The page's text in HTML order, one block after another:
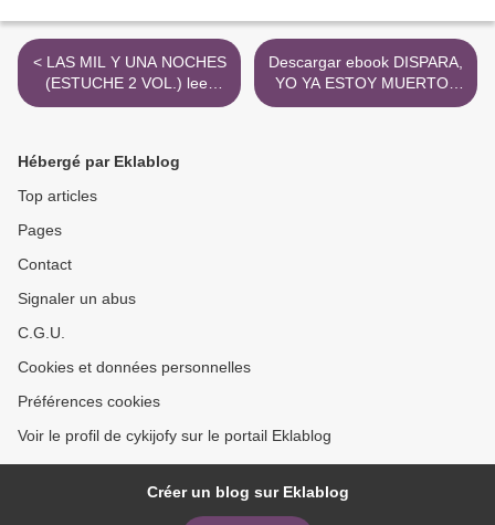
< LAS MIL Y UNA NOCHES
(ESTUCHE 2 VOL.) leer
epub gratis
Descargar ebook DISPARA,
YO YA ESTOY MUERTO |
Descarga Libros Gratis
Hébergé par Eklablog
Top articles
Pages
Contact
Signaler un abus
C.G.U.
Cookies et données personnelles
Préférences cookies
Voir le profil de cykijofy sur le portail Eklablog
Créer un blog sur Eklablog